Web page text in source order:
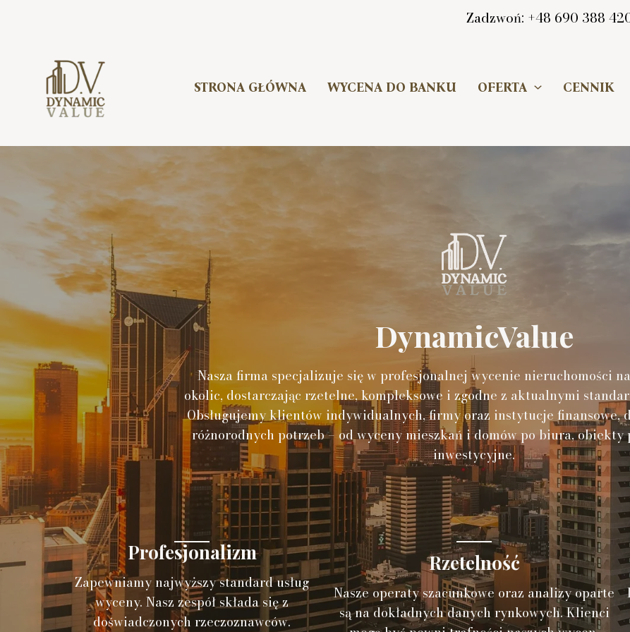
Zadzwoń: +48 690 388
STRONA GŁÓWNA WYCENA DO BANKU OFERTA CENNIK
DynamicValue
Nasza firma specjalizuje się w profesjonalnej wycenie nieruchomości
okolic, dostarczając rzetelne, kompleksowe i zgodne z aktualnymi
Obsługujemy klientów indywidualnych, firmy oraz instytucje finansowe,
różnorodnych potrzeb – od wyceny mieszkań i domów po biura, obiekty
inwestycyjne.
Profesjonalizm
Zapewniamy najwyższy standard usług
wyceny. Nasz zespół składa się z
doświadczonych rzeczoznawców.
Rzetelność
Nasze operaty szacunkowe oraz analizy oparte
są na dokładnych danych rynkowych. Klienci